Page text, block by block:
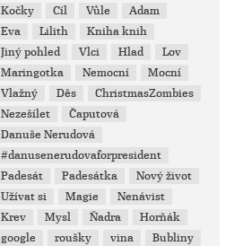
Kočky
Cíl Vůle
Adam
Eva
Lilith
Kniha knih
Jiný pohled
Vlci Hlad
Lov
Maringotka
Nemocní
Mocní
Vlažný
Děs
ChristmasZombies
Nezešílet
Čaputová
Danuše Nerudová
#danusenerudovaforpresident
Padesát
Padesátka
Nový život
Užívat si
Magie
Nenávist
Krev
Mysl Ňadra
Horňák
google
roušky vina
Bubliny